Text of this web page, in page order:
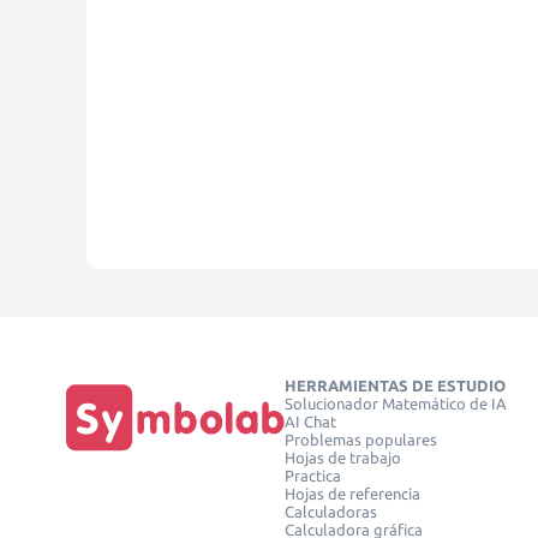
HERRAMIENTAS DE ESTUDIO
Solucionador Matemático de IA
AI Chat
Problemas populares
Hojas de trabajo
Practica
Hojas de referencia
Calculadoras
Calculadora gráfica